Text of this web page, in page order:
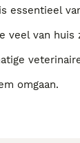
essentieel
veel van huis
omgaan.